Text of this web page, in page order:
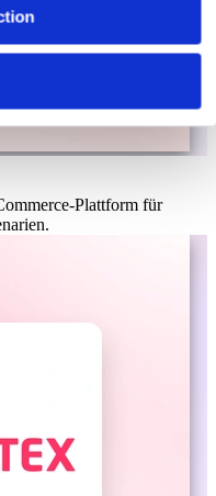
Plattform für